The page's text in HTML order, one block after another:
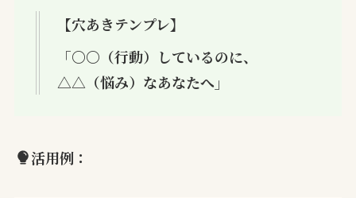
【穴あきテンプレ】
「〇〇（行動）しているのに、
△△（悩み）なあなたへ」
活用例：